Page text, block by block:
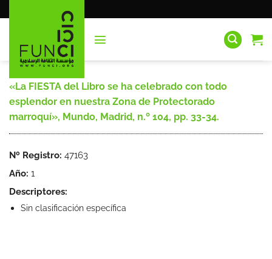
al
«La FIESTA del Libro se ha celebrado con todo
esplendor en nuestra Zona de Protectorado
marroquí», Mundo, Madrid, n.º 104, pp. 33-34.
Nº Registro: 47163
Año: 1
Descriptores:
Sin clasificación específica